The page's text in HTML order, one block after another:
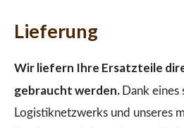
Lieferung
Wir liefern Ihre Ersatzteile
gebraucht werden. Dank eines
Logistiknetzwerks und unseres